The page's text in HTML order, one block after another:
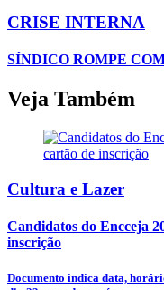
CRISE INTERNA
SÍNDICO ROMPE
Veja Também
Cultura e Lazer
Candidatos do Encceja
inscrição
Documento indica data,